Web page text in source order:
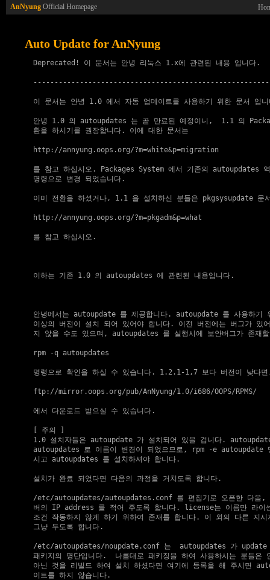
AnNyung Official Homepage
Auto Update for AnNyung
  Deprecated! 이 문서는 안녕 리눅스 1.x에 관련된 내용 입니다.
이 문서는 안녕 1.0 에서 자동 업데이트를 사용하기 위한 문서 입
안녕 1.0 의 autoupdates 는 곧 만료된 예정이니,  1.1 의
  환을 하시기를 권장합니다. 이에 대한 문서는
http://annyung.oops.org/?m=white&p=migration
를 참고 하십시오. Packages System 에서 기존의 autoupdates
  명령으로 변경 되었습니다.
이미 전환을 하셨거나, 1.1 을 설치하신 분들은 pkgsysupdate 문
http://annyung.oops.org/?m=pkgadm&p=what
  를 참고 하십시오.
  이하는 기존 1.0 의 autoupdates 에 관련된 내용입니다.
안녕에서는 autoupdate 를 제공합니다. autoupdate 를 사용하기
이상의 버전이 설치 되어 있어야 합니다. 이전 버전에는 버그가 있
지 않을 수도 있으며, autoupdates 를 실행시에 보안버그가 존재
  rpm -q autoupdates
명령으로 확인을 하실 수 있습니다. 1.2.1-1,7 보다 버전이 낮다면
  ftp://mirror.oops.org/pub/AnNyung/1.0/i686/OOPS/RPMS/
  에서 다운로드 받으실 수 있습니다.
[ 주의 ]
1.0 설치자들은 autoupdate 가 설치되어 있을 겁니다.
autoupdates 로 이름이 변경이 되었으므로, rpm -e autoupdate
  시고 autoupdates 를 설치하셔야 합니다.
  설치가 완료 되었다면 다음의 과정을 거치도록 합니다.
/etc/autoupdates/autoupdates.conf 를 편집기로 오픈한 다음,
버의 IP address 를 적어 주도록 합니다. license는 이름만 라이
조건 작동하지 않게 하기 위하여 존재를 합니다. 이 외의 다른 지시
  그냥 두도록 합니다.
/etc/autoupdates/noupdate.conf 는  autoupdates 가 update
패키지의 명단입니다.  나름대로 패키징을 하여 사용하시는 분들은
아닌 것을 리빌드 하여 설치 하셨다면 여기에 등록을 해 주시면
  이트를 하지 않습니다.